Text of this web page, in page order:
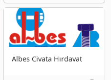
Albes Civata Hırdavat